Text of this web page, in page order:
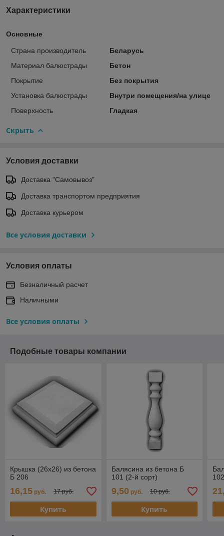
Характеристики
Основные
Страна производитель
Беларусь
Материал балюстрады
Бетон
Покрытие
Без покрытия
Установка балюстрады
Внутри помещения/на улице
Поверхность
Гладкая
Скрыть
Условия доставки
Доставка "Самовывоз"
Доставка транспортом предприятия
Доставка курьером
Все условия доставки
Условия оплаты
Безналичный расчет
Наличными
Все условия оплаты
Подобные товары компании
Крышка (26x26) из бетона
Б 206
16,15 руб. 17 руб.
Купить
Балясина из бетона Б
101 (2-й сорт)
9,50 руб. 10 руб.
Купить